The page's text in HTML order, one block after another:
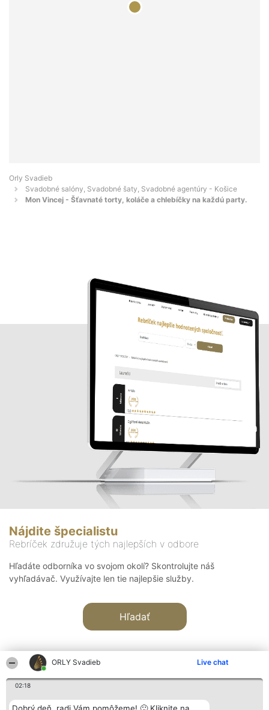
ORLY Svadieb Live chat
02:18
Orly Svadieb
Svadobné salóny, Svadobné šaty, Svadobné agentúry - Košice
Mon Vincej - Šťavnaté torty, koláče a chlebíčky na každú party.
Nájdite špecialistu
Rebríček združuje tých najlepších v odbore
Hľadáte odborníka vo svojom okolí? Skontrolujte náš
vyhľadávač. Využívajte len tie najlepšie služby.
Hľadať
Organizátor hodnotenia Hodnotenie Kontakt